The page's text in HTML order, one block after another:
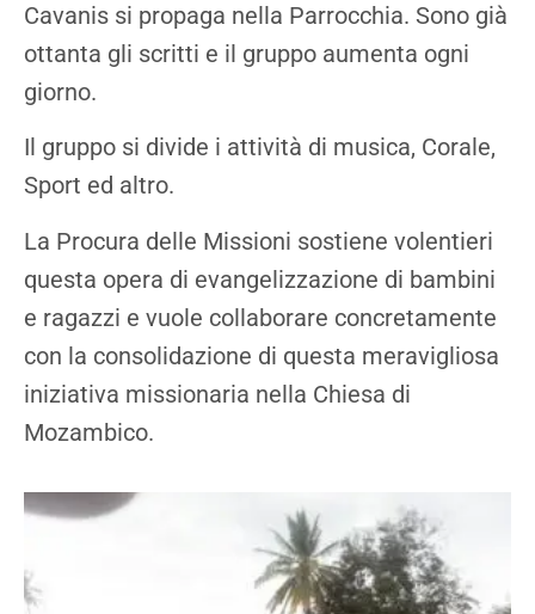
Cavanis si propaga nella Parrocchia. Sono già
ottanta gli scritti e il gruppo aumenta ogni
giorno.
Il gruppo si divide i attività di musica, Corale,
Sport ed altro.
La Procura delle Missioni sostiene volentieri
questa opera di evangelizzazione di bambini
e ragazzi e vuole collaborare concretamente
con la consolidazione di questa meravigliosa
iniziativa missionaria nella Chiesa di
Mozambico.